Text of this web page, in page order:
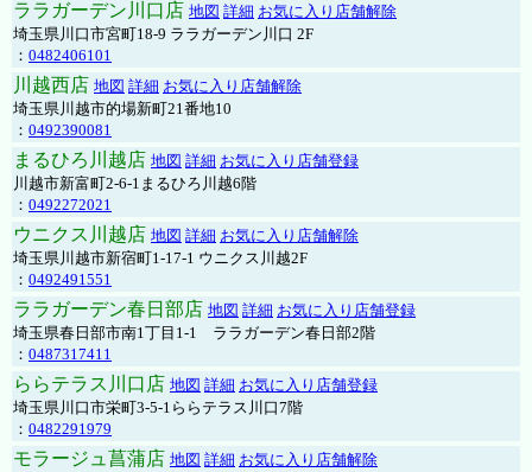
ララガーデン川口店 地図 詳細 お気に入り店舗解除
埼玉県川口市宮町18-9 ララガーデン川口 2F
： 0482406101
川越西店 地図 詳細 お気に入り店舗解除
埼玉県川越市的場新町21番地10
： 0492390081
まるひろ川越店 地図 詳細 お気に入り店舗登録
川越市新富町2-6-1まるひろ川越6階
： 0492272021
ウニクス川越店 地図 詳細 お気に入り店舗解除
埼玉県川越市新宿町1-17-1 ウニクス川越2F
： 0492491551
ララガーデン春日部店 地図 詳細 お気に入り店舗登録
埼玉県春日部市南1丁目1-1 ララガーデン春日部2階
： 0487317411
ららテラス川口店 地図 詳細 お気に入り店舗登録
埼玉県川口市栄町3-5-1ららテラス川口7階
： 0482291979
モラージュ菖蒲店 地図 詳細 お気に入り店舗解除